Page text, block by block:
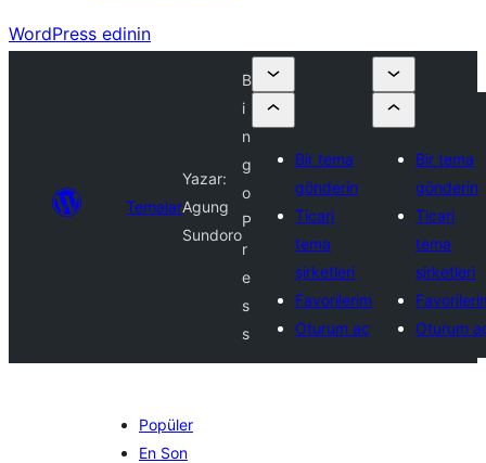
WordPress edinin
Temalar
Yazar:
Agung
Sundoro
B
i
n
g
o
P
r
e
s
s
Bir tema
gönderin
Ticari
tema
şirketleri
Favorilerim
Oturum aç
Bir tema
gönderin
Ticari
tema
şirketleri
Oturum
Popüler
En Son